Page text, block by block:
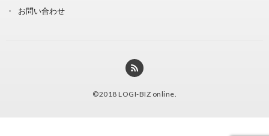
お問い合わせ
©2018 LOGI-BIZ online